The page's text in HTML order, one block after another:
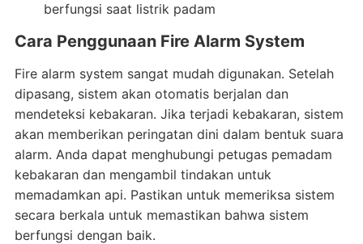
berfungsi saat listrik padam
Cara Penggunaan Fire Alarm System
Fire alarm system sangat mudah digunakan. Setelah
dipasang, sistem akan otomatis berjalan dan
mendeteksi kebakaran. Jika terjadi kebakaran, sistem
akan memberikan peringatan dini dalam bentuk suara
alarm. Anda dapat menghubungi petugas pemadam
kebakaran dan mengambil tindakan untuk
memadamkan api. Pastikan untuk memeriksa sistem
secara berkala untuk memastikan bahwa sistem
berfungsi dengan baik.